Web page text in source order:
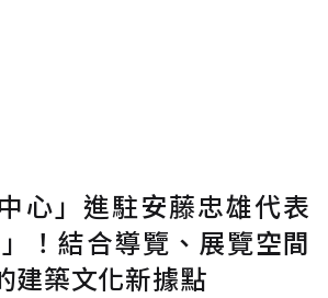
心」進駐安藤忠雄代表
！結合導覽、展覽空間
建築文化新據點